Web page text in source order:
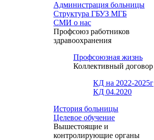
Администрация больницы
Структура ГБУЗ МГБ
СМИ о нас
Профсоюз работников
здравоохранения
Профсоюзная жизнь
Коллективный договор
КД на 2022-2025г
КД 04.2020
История больницы
Целевое обучение
Вышестоящие и
контролирующие органы